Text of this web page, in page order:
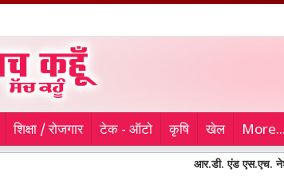
शिक्षा / रोजगार टेक - ऑटो कृषि खेल More...
आर.डी. एंड एस.एच. नेशनल कॉलेज में